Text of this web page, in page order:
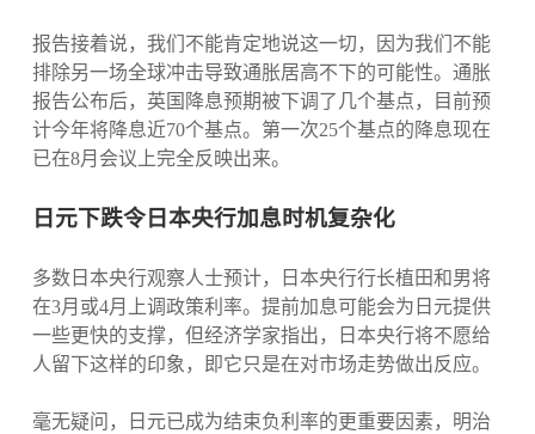
报告接着说，我们不能肯定地说这一切，因为我们不能
排除另一场全球冲击导致通胀居高不下的可能性。通胀
报告公布后，英国降息预期被下调了几个基点，目前预
计今年将降息近70个基点。第一次25个基点的降息现在
已在8月会议上完全反映出来。
日元下跌令日本央行加息时机复杂化
多数日本央行观察人士预计，日本央行行长植田和男将
在3月或4月上调政策利率。提前加息可能会为日元提供
一些更快的支撑，但经济学家指出，日本央行将不愿给
人留下这样的印象，即它只是在对市场走势做出反应。
毫无疑问，日元已成为结束负利率的更重要因素，明治